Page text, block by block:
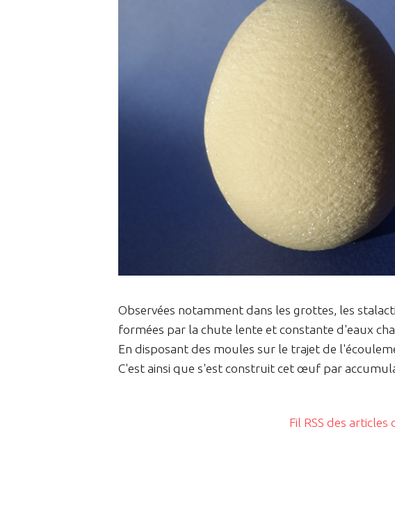
Observées notamment dans les grottes, les
formées par la chute lente et constante d'eaux
En disposant des moules sur le trajet de
C'est ainsi que s'est construit cet œuf par
Fil RSS des articles